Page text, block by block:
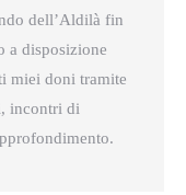
dell’Aldilà fin
a disposizione
miei doni tramite
incontri di